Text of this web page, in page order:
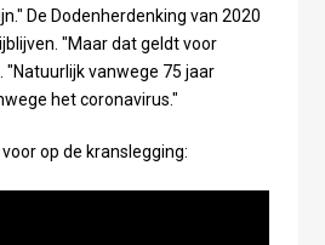
De Dodenherdenking van 2020
"Maar dat geldt voor
"Natuurlijk vanwege 75 jaar
het coronavirus."
op de kranslegging: